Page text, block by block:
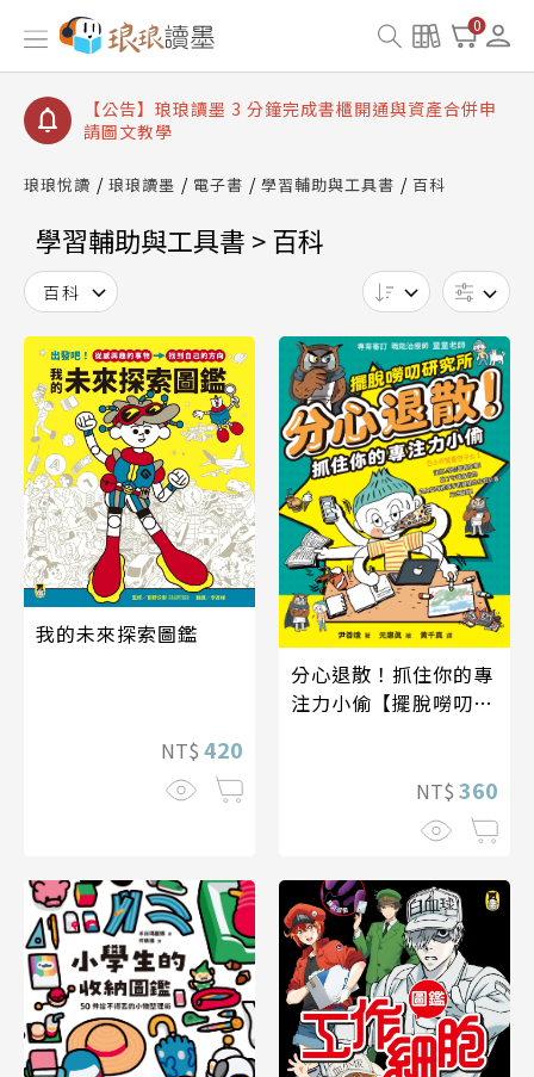
0
【公告】琅琅讀墨數位閱讀資產合併與書櫃開通申請
【公告】琅琅讀墨書櫃開通常見問題
【公告】琅琅讀墨 3 分鐘完成書櫃開通與資產合併申
請圖文教學
查詢
停部分閱讀服務
琅琅悅讀 琅琅讀墨 電子書 學習輔助與工具書 百科
學習輔助與工具書 > 百科
百科
我的未來探索圖鑑
NT$ 420
分心退散！抓住你的專
注力小偷【擺脫嘮叨研
NT$ 360